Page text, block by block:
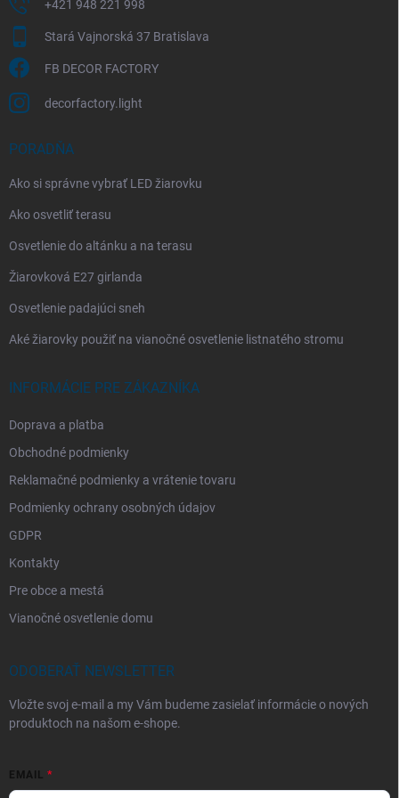
+421 948 221 998
Stará Vajnorská 37 Bratislava
FB DECOR FACTORY
decorfactory.light
PORADŇA
Ako si správne vybrať LED žiarovku
Ako osvetliť terasu
Osvetlenie do altánku a na terasu
Žiarovková E27 girlanda
Osvetlenie padajúci sneh
Aké žiarovky použiť na vianočné osvetlenie listnatého stromu
INFORMÁCIE PRE ZÁKAZNÍKA
Doprava a platba
Obchodné podmienky
Reklamačné podmienky a vrátenie tovaru
Podmienky ochrany osobných údajov
GDPR
Kontakty
Pre obce a mestá
Vianočné osvetlenie domu
ODOBERAŤ NEWSLETTER
Vložte svoj e-mail a my Vám budeme zasielať informácie o nových
produktoch na našom e-shope.
EMAIL